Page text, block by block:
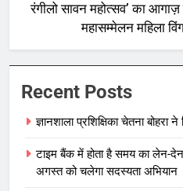
रंगीलो सावन महोत्सव’ का आगाज़
महासम्मेलन महिला
Recent Posts
ज्ञानशाला प्रशिक्षिका चेतना बोहरा
टाइम बैंक में होता है समय का लेन-
अगस्त को चलेगा सदस्यता अभियान